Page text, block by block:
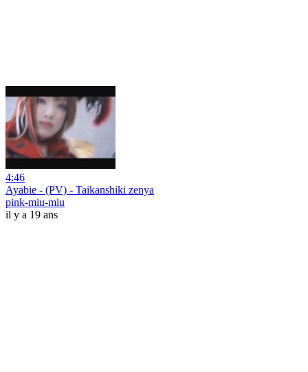
4:46
Ayabie - (PV) - Taikanshiki zenya
pink-miu-miu
il y a 19 ans